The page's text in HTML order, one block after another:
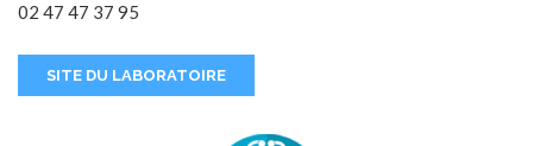
02 47 47 37 95
SITE DU LABORATOIRE